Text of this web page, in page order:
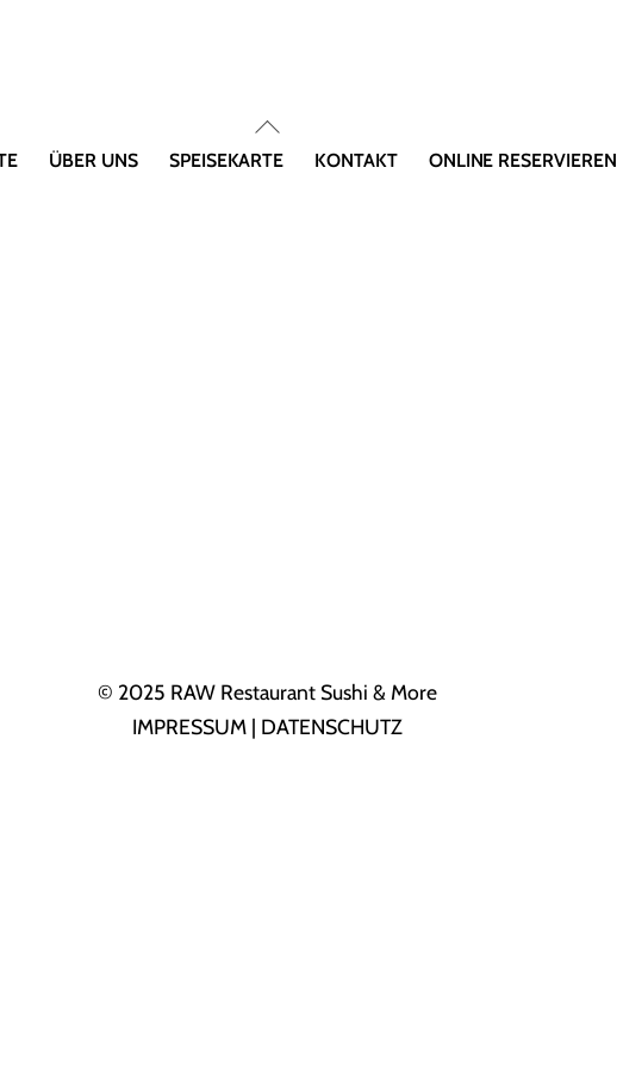
ÜBER UNS SPEISEKARTE KONTAKT ONLINE RESERVIEREN
Back
To
© 2025 RAW Restaurant Sushi & More
IMPRESSUM| DATENSCHUTZ